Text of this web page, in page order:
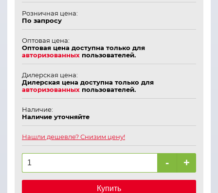
Розничная цена:
По запросу
Оптовая цена:
Оптовая цена доступна только для
авторизованных пользователей.
Дилерская цена:
Дилерская цена доступна только для
авторизованных пользователей.
Наличие:
Наличие уточняйте
Нашли дешевле? Снизим цену!
- +
Купить